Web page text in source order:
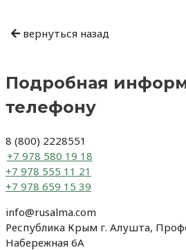
Навигация
вернуться назад
Подробная
телефону
8 (800) 2228551
+7 978 580 19 18
+7 978 555 11 21
+7 978 659 15 39
info@rusalma.com
Республика Крым г. Алушта,
Набережная 6А